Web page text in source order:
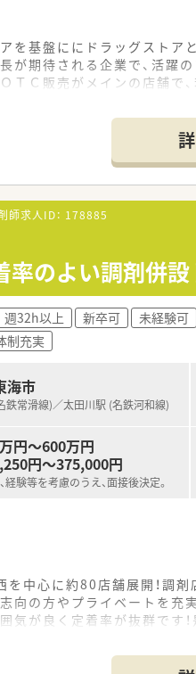
を基盤ににドラッグストア
が期待される企業で、活躍の
ＴＣ販売がメインの店舗で
師求人ID： 178885
率のよい調剤併
週32h以上 新卒可 未経験可
制充実
海市
鉄常滑線)／太田川駅 (名鉄河和線)
円～600万円
円～375,000円
経験等を考慮のうえ、面接後決定。
を中心に約80店舗展開！調剤
向の方やプライベートを充
気が良く定着率が抜群です